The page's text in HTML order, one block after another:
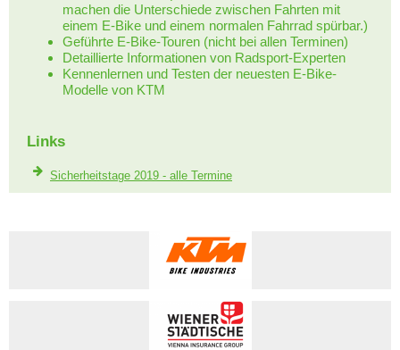
machen die Unterschiede zwischen Fahrten mit
einem E-Bike und einem normalen Fahrrad spürbar.)
Geführte E-Bike-Touren (nicht bei allen Terminen)
Detaillierte Informationen von Radsport-Experten
Kennenlernen und Testen der neuesten E-Bike-
Modelle von KTM
Links
Sicherheitstage 2019 - alle Termine